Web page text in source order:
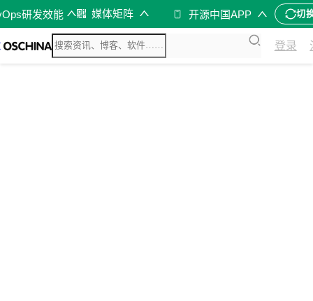
研发效能 媒体矩阵 开源中国APP 切
登录